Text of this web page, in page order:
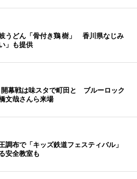
うどん「骨付き鶏 樹」 香川県なじみ
」も提供
幕戦は味スタで町田と ブルーロック
文哉さんら来場
調布で「キッズ鉄道フェスティバル」
安全教室も